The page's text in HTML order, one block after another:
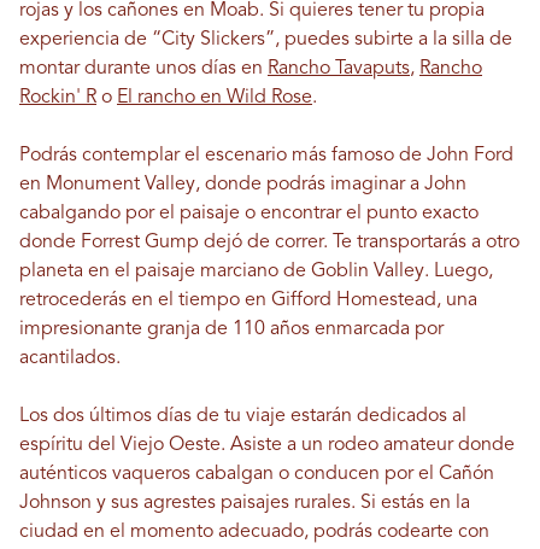
rojas y los cañones en Moab. Si quieres tener tu propia
experiencia de “City Slickers”, puedes subirte a la silla de
montar durante unos días en Rancho Tavaputs, Rancho
Rockin' R o El rancho en Wild Rose.
Podrás contemplar el escenario más famoso de John Ford
en Monument Valley, donde podrás imaginar a John
cabalgando por el paisaje o encontrar el punto exacto
donde Forrest Gump dejó de correr. Te transportarás a otro
planeta en el paisaje marciano de Goblin Valley. Luego,
retrocederás en el tiempo en Gifford Homestead, una
impresionante granja de 110 años enmarcada por
acantilados.
Los dos últimos días de tu viaje estarán dedicados al
espíritu del Viejo Oeste. Asiste a un rodeo amateur donde
auténticos vaqueros cabalgan o conducen por el Cañón
Johnson y sus agrestes paisajes rurales. Si estás en la
ciudad en el momento adecuado, podrás codearte con